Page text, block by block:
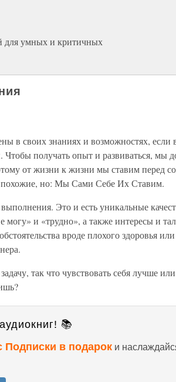
для умных и критичных
в своих знаниях и возможностях, если
получать опыт и развиваться, мы
от жизни к жизни мы ставим перед
похожие, но: Мы Сами Себе Их Ставим.
Это и есть уникальные
могу» и «трудно», а также интересы и
вроде плохого здоровья
так что чувствовать себя лучше
📚
Подписки в подарок и